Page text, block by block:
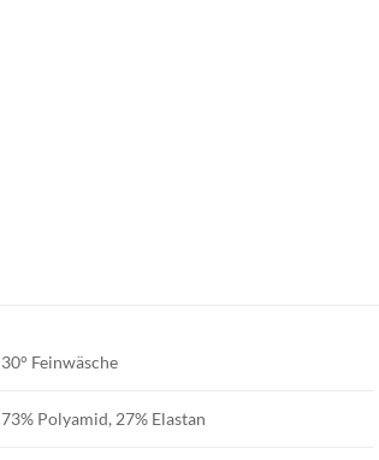
30° Feinwäsche
73% Polyamid, 27% Elastan